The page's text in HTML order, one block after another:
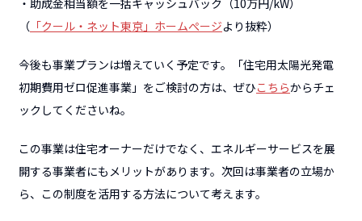
（「クール・ネット東京」ホームぺージより抜粋）
今後も事業プランは増えていく予定です。「住宅用太陽光発電
初期費用ゼロ促進事業」をご検討の方は、ぜひこちらからチェ
ックしてくださいね。
この事業は住宅オーナーだけでなく、エネルギーサービスを展
開する事業者にもメリットがあります。次回は事業者の立場か
ら、この制度を活用する方法について考えます。